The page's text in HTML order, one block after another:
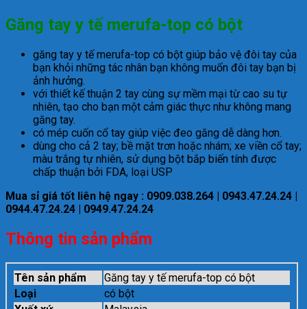
Găng tay y tế merufa-top có bột
găng tay y tế merufa-top có bột giúp bảo vệ đôi tay của
bạn khỏi những tác nhân bạn không muốn đôi tay bạn bị
ảnh hưởng.
với thiết kế thuận 2 tay cùng sự mềm mại từ cao su tự
nhiên, tạo cho bạn một cảm giác thực như không mang
găng tay.
có mép cuốn cổ tay giúp việc đeo găng dễ dàng hơn.
dùng cho cả 2 tay; bề mặt trơn hoặc nhám; xe viền cổ tay;
màu trắng tự nhiên, sử dụng bột bắp biến tính được
chấp thuận bởi FDA, loại USP
Mua sỉ giá tốt liên hệ ngay : 0909.038.264 | 0943.47.24.24 |
0944.47.24.24 | 0949.47.24.24
Thông tin sản phẩm
Tên sản phẩm
Găng tay y tế merufa-top có bột
Loại
có bột